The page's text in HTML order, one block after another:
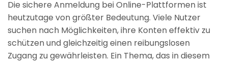
Die sichere Anmeldung bei Online-Plattformen ist
heutzutage von größter Bedeutung. Viele Nutzer
suchen nach Möglichkeiten, ihre Konten effektiv zu
schützen und gleichzeitig einen reibungslosen
Zugang zu gewährleisten. Ein Thema, das in diesem